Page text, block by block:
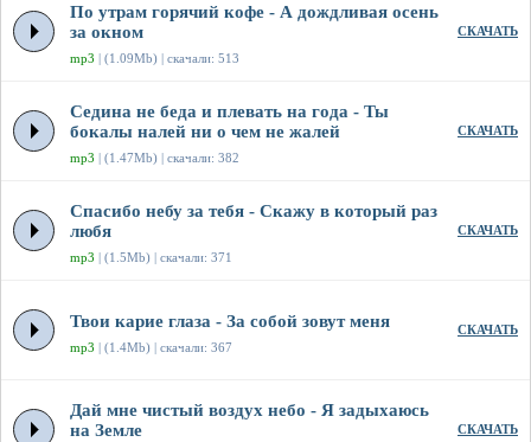
По утрам горячий кофе - А дождливая осень
за окном
mp3 | (1.09Mb) | скачали: 513
СКАЧАТЬ
Седина не беда и плевать на года - Ты
бокалы налей ни о чем не жалей
mp3 | (1.47Mb) | скачали: 382
СКАЧАТЬ
Спасибо небу за тебя - Скажу в который раз
любя
mp3 | (1.5Mb) | скачали: 371
СКАЧАТЬ
Твои карие глаза - За собой зовут меня
mp3 | (1.4Mb) | скачали: 367
СКАЧАТЬ
Дай мне чистый воздух небо - Я задыхаюсь
на Земле
СКАЧАТЬ